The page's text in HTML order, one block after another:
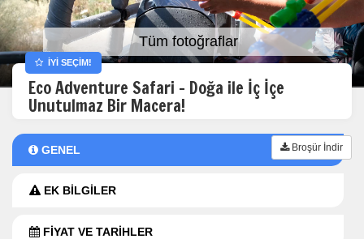
Tüm fotoğraflar
İYİ SEÇİM!
Eco Adventure Safari – Doğa ile İç İçe
Unutulmaz Bir Macera!
GENEL
EK BİLGİLER
FİYAT VE TARİHLER
Broşür İndir